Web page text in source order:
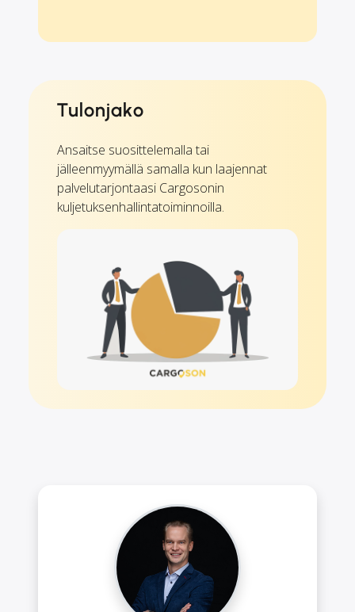
Tulonjako
Ansaitse suosittelemalla tai
jälleenmyymällä samalla kun laajennat
palvelutarjontaasi Cargosonin
kuljetuksenhallintatoiminnoilla.